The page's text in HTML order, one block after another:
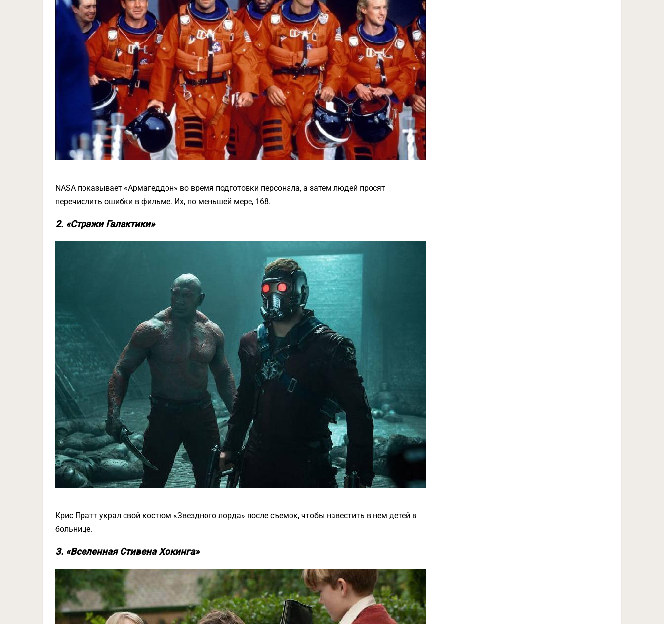
NASA показывает «Армагеддон» во время подготовки персонала, а затем людей просят
перечислить ошибки в фильме. Их, по меньшей мере, 168.
2. «Стражи Галактики»
Крис Пратт украл свой костюм «Звездного лорда» после съемок, чтобы навестить в нем детей в
больнице.
3. «Вселенная Стивена Хокинга»